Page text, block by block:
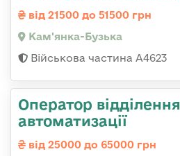
від 21500 до 51500 грн
Кам'янка-Бузька
Військова частина А4623
Оператор відділення
автоматизації
від 25000 до 65000 грн